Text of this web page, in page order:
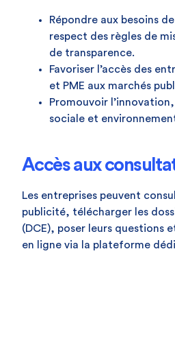
Répondre aux besoins
respect des règles de
de transparence.
Favoriser l’accès des
et PME aux marchés
Promouvoir
sociale et
Accès aux
Les entreprises peuvent
publicité, télécharger les
(DCE), poser leurs questions
en ligne via la plateforme